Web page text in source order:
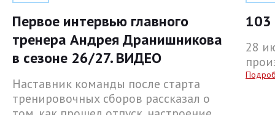
Первое интервью главного
тренера Андрея Дранишникова
в сезоне 26/27. ВИДЕО
Наставник команды после старта
тренировочных сборов рассказал о
103
28